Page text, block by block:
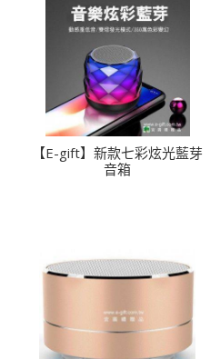
【E-gift】新款七彩炫光藍芽
音箱